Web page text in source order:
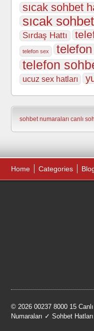
sıcak sohbet
sıcak
Sırdaş Hattı
telefon sex telefon
telefon
ucuz sex hatları
sohbet numaraları canlı
Home Categories
© 2026 00237 8000 15
Numaraları ✓ Sohbet